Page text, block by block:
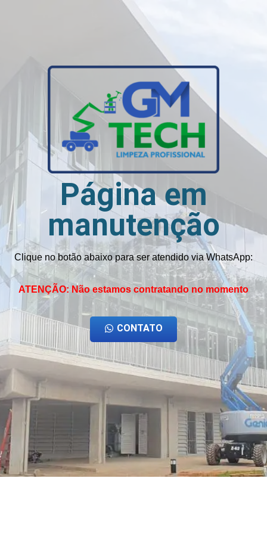
Página em
manutenção
Clique no botão abaixo para ser atendido via WhatsApp:
ATENÇÃO: Não estamos contratando no momento
CONTATO